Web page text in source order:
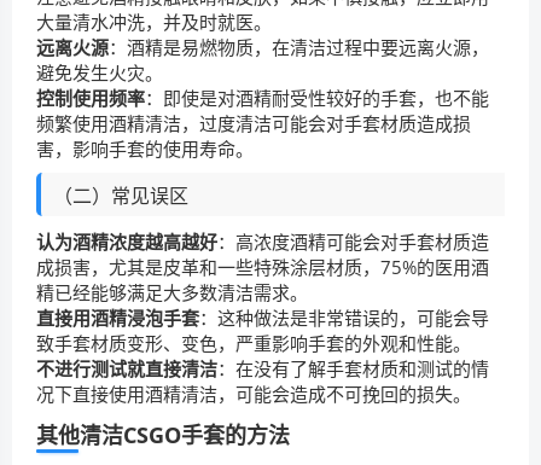
大量清水冲洗，并及时就医。
远离火源：酒精是易燃物质，在清洁过程中要远离火源，
避免发生火灾。
控制使用频率：即使是对酒精耐受性较好的手套，也不能
频繁使用酒精清洁，过度清洁可能会对手套材质造成损
害，影响手套的使用寿命。
（二）常见误区
认为酒精浓度越高越好：高浓度酒精可能会对手套材质造
成损害，尤其是皮革和一些特殊涂层材质，75%的医用酒
精已经能够满足大多数清洁需求。
直接用酒精浸泡手套：这种做法是非常错误的，可能会导
致手套材质变形、变色，严重影响手套的外观和性能。
不进行测试就直接清洁：在没有了解手套材质和测试的情
况下直接使用酒精清洁，可能会造成不可挽回的损失。
其他清洁CSGO手套的方法